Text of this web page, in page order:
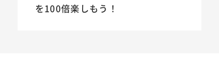
を100倍楽しもう！